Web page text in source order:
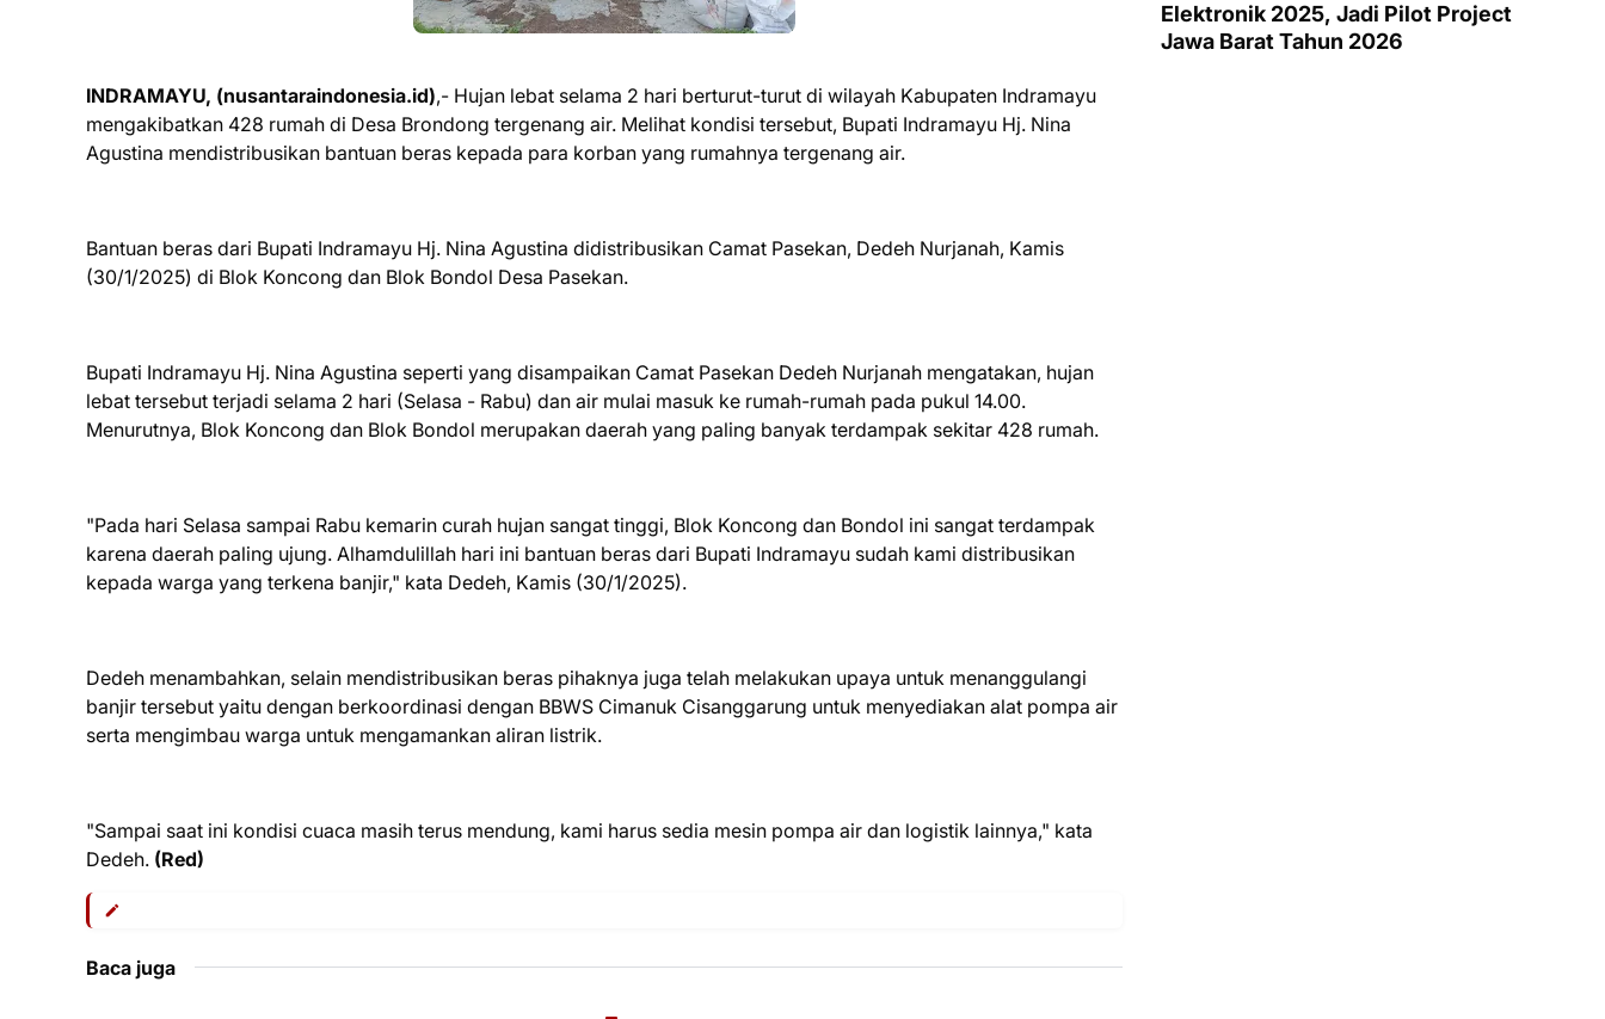
INDRAMAYU, (nusantaraindonesia.id),- Hujan lebat selama 2 hari berturut-turut di wilayah Kabupaten Indramayu
mengakibatkan 428 rumah di Desa Brondong tergenang air. Melihat kondisi tersebut, Bupati Indramayu Hj. Nina
Agustina mendistribusikan bantuan beras kepada para korban yang rumahnya tergenang air.
Bantuan beras dari Bupati Indramayu Hj. Nina Agustina didistribusikan Camat Pasekan, Dedeh Nurjanah, Kamis
(30/1/2025) di Blok Koncong dan Blok Bondol Desa Pasekan.
Bupati Indramayu Hj. Nina Agustina seperti yang disampaikan Camat Pasekan Dedeh Nurjanah mengatakan, hujan
lebat tersebut terjadi selama 2 hari (Selasa - Rabu) dan air mulai masuk ke rumah-rumah pada pukul 14.00.
Menurutnya, Blok Koncong dan Blok Bondol merupakan daerah yang paling banyak terdampak sekitar 428 rumah.
"Pada hari Selasa sampai Rabu kemarin curah hujan sangat tinggi, Blok Koncong dan Bondol ini sangat terdampak
karena daerah paling ujung. Alhamdulillah hari ini bantuan beras dari Bupati Indramayu sudah kami distribusikan
kepada warga yang terkena banjir," kata Dedeh, Kamis (30/1/2025).
Dedeh menambahkan, selain mendistribusikan beras pihaknya juga telah melakukan upaya untuk menanggulangi
banjir tersebut yaitu dengan berkoordinasi dengan BBWS Cimanuk Cisanggarung untuk menyediakan alat pompa air
serta mengimbau warga untuk mengamankan aliran listrik.
"Sampai saat ini kondisi cuaca masih terus mendung, kami harus sedia mesin pompa air dan logistik lainnya," kata
Dedeh. (Red)
Baca juga
Elektronik 2025, Jadi Pilot Project
Jawa Barat Tahun 2026